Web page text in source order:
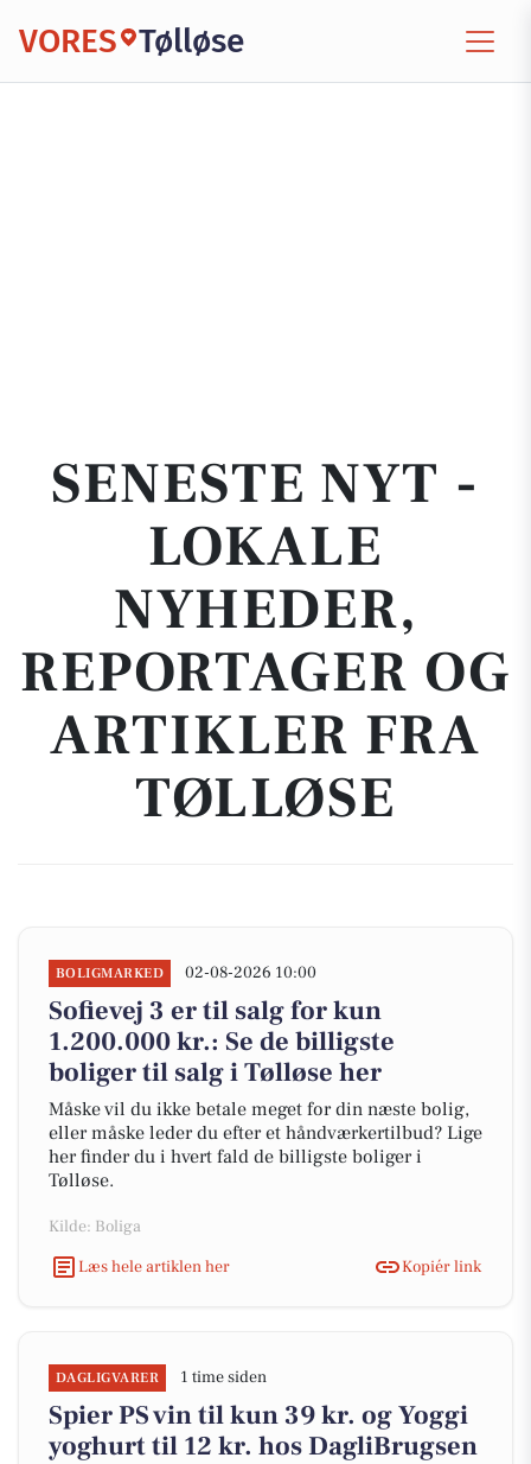
VORES Tølløse
SENESTE NYT -
LOKALE
NYHEDER,
REPORTAGER OG
ARTIKLER FRA
TØLLØSE
BOLIGMARKED 02-08-2026 10:00
Sofievej 3 er til salg for kun
1.200.000 kr.: Se de billigste
boliger til salg i Tølløse her
Måske vil du ikke betale meget for din næste bolig,
eller måske leder du efter et håndværkertilbud? Lige
her finder du i hvert fald de billigste boliger i
Tølløse.
Kilde: Boliga
Læs hele artiklen her
Kopiér link
DAGLIGVARER 1 time siden
Spier PS vin til kun 39 kr. og Yoggi
yoghurt til 12 kr. hos DagliBrugsen